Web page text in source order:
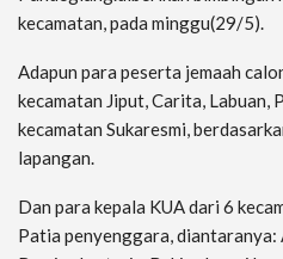
kecamatan, pada minggu(29/5).
Adapun para peserta jemaah
kecamatan Jiput, Carita, Labuan,
kecamatan Sukaresmi,
lapangan.
Dan para kepala KUA dari 6
Patia penyenggara, diantaranya: